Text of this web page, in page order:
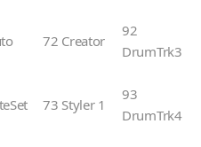
72 Creator
92
DrumTrk3
73 Styler 1
93
DrumTrk4